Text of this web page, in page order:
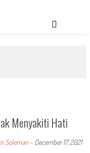
Menyakiti Hati
Soleman- December 17, 2021